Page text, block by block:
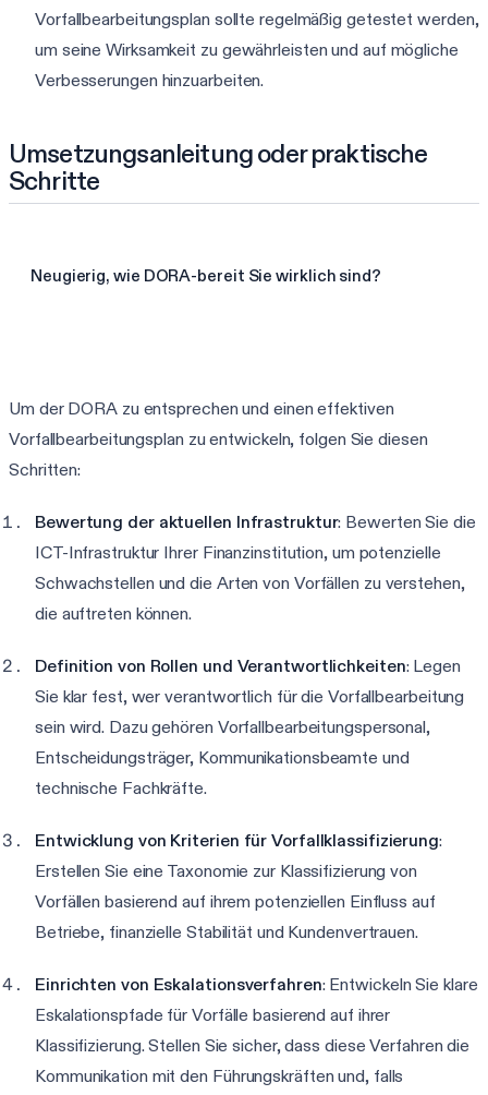
Vorfallbearbeitungsplan sollte regelmäßig getestet werden,
um seine Wirksamkeit zu gewährleisten und auf mögliche
Verbesserungen hinzuarbeiten.
Umsetzungsanleitung oder praktische
Schritte
Neugierig, wie DORA-bereit Sie wirklich sind?
Um der DORA zu entsprechen und einen effektiven
Vorfallbearbeitungsplan zu entwickeln, folgen Sie diesen
Schritten:
Bewertung der aktuellen Infrastruktur: Bewerten Sie die
ICT-Infrastruktur Ihrer Finanzinstitution, um potenzielle
Schwachstellen und die Arten von Vorfällen zu verstehen,
die auftreten können.
Definition von Rollen und Verantwortlichkeiten: Legen
Sie klar fest, wer verantwortlich für die Vorfallbearbeitung
sein wird. Dazu gehören Vorfallbearbeitungspersonal,
Entscheidungsträger, Kommunikationsbeamte und
technische Fachkräfte.
Entwicklung von Kriterien für Vorfallklassifizierung:
Erstellen Sie eine Taxonomie zur Klassifizierung von
Vorfällen basierend auf ihrem potenziellen Einfluss auf
Betriebe, finanzielle Stabilität und Kundenvertrauen.
Einrichten von Eskalationsverfahren: Entwickeln Sie klare
Eskalationspfade für Vorfälle basierend auf ihrer
Klassifizierung. Stellen Sie sicher, dass diese Verfahren die
Kommunikation mit den Führungskräften und, falls